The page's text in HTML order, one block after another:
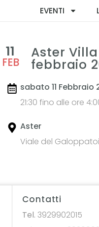
EVENTI
11
FEB
Aster
febbraio
sabato 11 Febbraio
21:30 fino alle ore
Aster
Viale del
Contatti
Tel. 3929902015